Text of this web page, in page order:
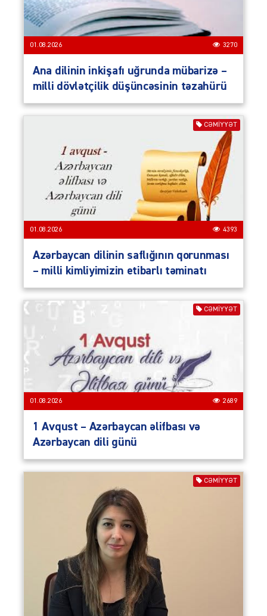
01.08.2026 3270
Ana dilinin inkişafı uğrunda mübarizə –
milli dövlətçilik düşüncəsinin təzahürü
CƏMIYYƏT
01.08.2026 4393
Azərbaycan dilinin saflığının qorunması
– milli kimliyimizin etibarlı təminatı
CƏMIYYƏT
01.08.2026 2689
1 Avqust – Azərbaycan əlifbası və
Azərbaycan dili günü
CƏMIYYƏT